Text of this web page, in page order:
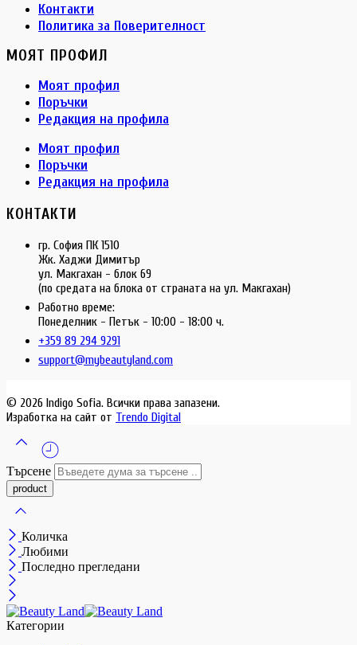
Контакти
Политика за Поверителност
МОЯТ ПРОФИЛ
Моят профил
Поръчки
Редакция на профила
Моят профил
Поръчки
Редакция на профила
КОНТАКТИ
гр. София ПК 1510
Жк. Хаджи Димитър
ул. Макгахан - блок 69
(по средата на блока от страната на ул. Макгахан)
Работно време:
Понеделник - Петък - 10:00 - 18:00 ч.
+359 89 294 9291
support@mybeautyland.com
© 2026 Indigo Sofia. Всички права запазени.
Изработка на сайт от Trendo Digital
Търсене
Количка
Любими
Последно прегледани
Категории